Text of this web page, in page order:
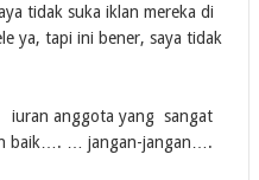
tidak suka iklan mereka di
ya, tapi ini bener, saya tidak
iuran anggota yang sangat
baik…. … jangan-jangan….